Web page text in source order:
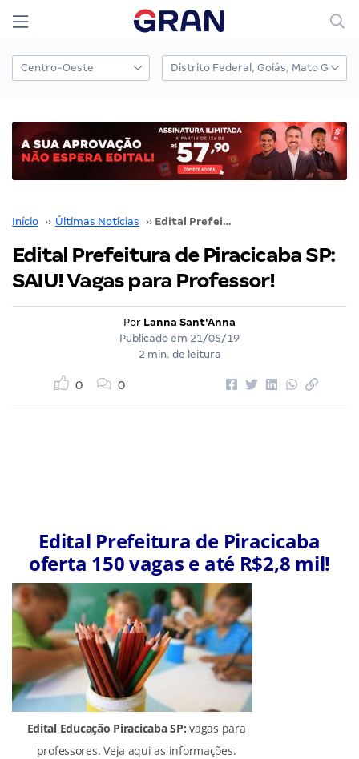
Início ›› Últimas Notícias ›› Edital Prefeitura de Piracicaba SP: SAIU! Vagas para Professor!
Edital Prefeitura de Piracicaba SP:
SAIU! Vagas para Professor!
Por Lanna Sant'Anna
Publicado em 21/05/19
2 min. de leitura
0 0
Edital Prefeitura de Piracicaba
oferta 150 vagas e até R$2,8 mil!
Edital Educação Piracicaba SP: vagas para
professores. Veja aqui as informações.